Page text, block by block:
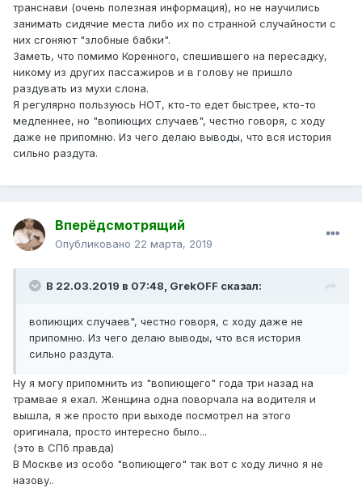
транснави (очень полезная информация), но не научились
занимать сидячие места либо их по странной случайности с
них сгоняют "злобные бабки".
Заметь, что помимо Коренного, спешившего на пересадку,
никому из других пассажиров и в голову не пришло
раздувать из мухи слона.
Я регулярно пользуюсь НОТ, кто-то едет быстрее, кто-то
медленнее, но "вопиющих случаев", честно говоря, с ходу
даже не припомню. Из чего делаю выводы, что вся история
сильно раздута.
Вперёдсмотрящий
Опубликовано 22 марта, 2019
В 22.03.2019 в 07:48, GrekOFF сказал:
вопиющих случаев", честно говоря, с ходу даже не
припомню. Из чего делаю выводы, что вся история
сильно раздута.
Ну я могу припомнить из "вопиющего" года три назад на
трамвае я ехал. Женщина одна поворчала на водителя и
вышла, я же просто при выходе посмотрел на этого
оригинала, просто интересно было...
(это в СПб правда)
В Москве из особо "вопиющего" так вот с ходу лично я не
назову..